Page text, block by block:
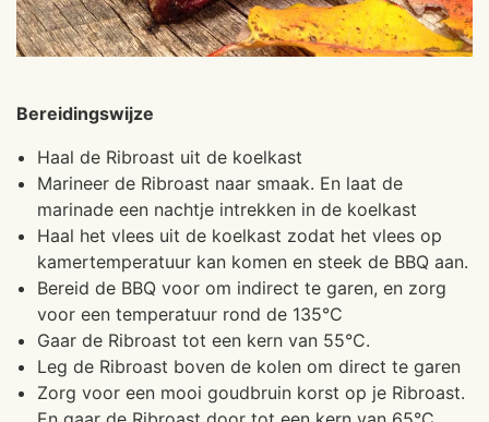
Bereidingswijze
Haal de Ribroast uit de koelkast
Marineer de Ribroast naar smaak. En laat de
marinade een nachtje intrekken in de koelkast
Haal het vlees uit de koelkast zodat het vlees op
kamertemperatuur kan komen en steek de BBQ aan.
Bereid de BBQ voor om indirect te garen, en zorg
voor een temperatuur rond de 135°C
Gaar de Ribroast tot een kern van 55°C.
Leg de Ribroast boven de kolen om direct te garen
Zorg voor een mooi goudbruin korst op je Ribroast.